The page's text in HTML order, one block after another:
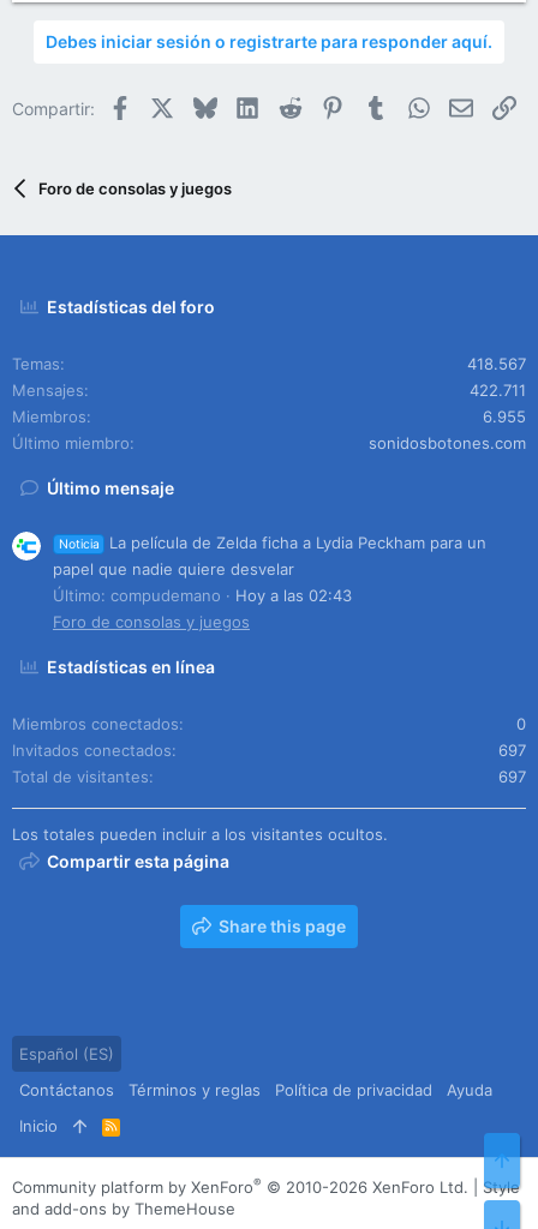
Debes iniciar sesión o registrarte para responder aquí.
Compartir: Facebook BlueskyLinkedIn
Reddit PinterestTumblrWhatsApp
Email
Foro de consolas y juegos
Estadísticas del foro
Temas
418.567
Mensajes
422.711
Miembros
6.955
Último miembro
sonidosbotones.com
Último mensaje
Noticia
La película de Zelda ficha a Lydia Peckham para un
papel que nadie quiere desvelar
Último: compudemano
Hoy a las 02:43
Foro de consolas y juegos
Estadísticas en línea
Miembros conectados
0
Invitados conectados
697
Total de visitantes
697
Los totales pueden incluir a los visitantes ocultos.
Compartir esta página
Share this page
Español (ES)
Contáctanos
Términos y reglas Política de privacidad
Ayuda
Inicio
R
S
S
Community platform by XenForo® © 2010-2026 XenForo Ltd.
Style
and add-ons by ThemeHouse